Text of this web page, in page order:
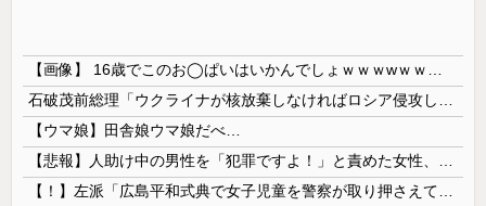
【ウマ娘】田舎娘ウマ娘だべ…